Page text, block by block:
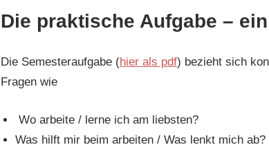
Die praktische Aufgabe –
Die Semesteraufgabe (hier als pdf) bezieht sich
Fragen wie
Wo arbeite / lerne ich am liebsten?
Was hilft mir beim arbeiten / Was lenkt mich ab?